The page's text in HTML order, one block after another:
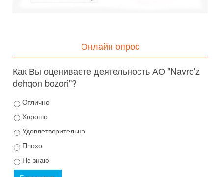
Онлайн опрос
Как Вы оцениваете деятельность АО "Navro'z
dehqon bozori"?
Отлично
Хорошо
Удовлетворительно
Плохо
Не знаю